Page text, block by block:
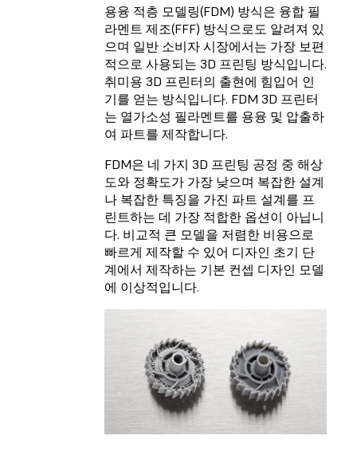
용융 적층 모델링(FDM) 방식은 융합 필
라멘트 제조(FFF) 방식으로도 알려져 있
으며 일반 소비자 시장에서는 가장 보편
적으로 사용되는 3D 프린팅 방식입니다.
취미용 3D 프린터의 출현에 힘입어 인
기를 얻는 방식입니다. FDM 3D 프린터
는 열가소성 필라멘트를 용융 및 압출하
여 파트를 제작합니다.
FDM은 네 가지 3D 프린팅 공정 중 해상
도와 정확도가 가장 낮으며 복잡한 설계
나 복잡한 특징을 가진 파트 설계를 프
린트하는 데 가장 적합한 옵션이 아닙니
다. 비교적 큰 모델을 저렴한 비용으로
빠르게 제작할 수 있어 디자인 초기 단
계에서 제작하는 기본 컨셉 디자인 모델
에 이상적입니다.